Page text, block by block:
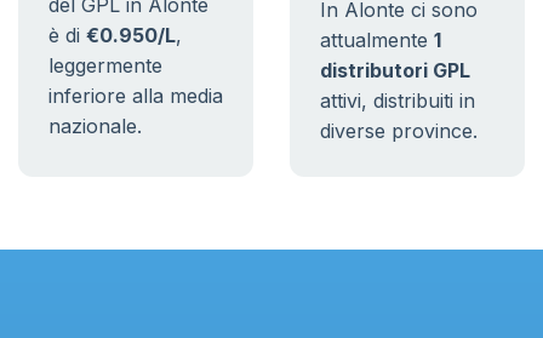
del GPL in Alonte
è di €0.950/L,
leggermente
inferiore alla media
nazionale.
In Alonte ci sono
attualmente 1
distributori GPL
attivi, distribuiti in
diverse province.